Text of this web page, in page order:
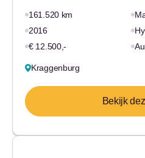
161.520 km
2016
€ 12.500,-
Kraggenburg
Bekijk